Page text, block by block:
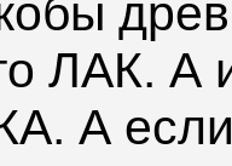
ЛАК. А
А